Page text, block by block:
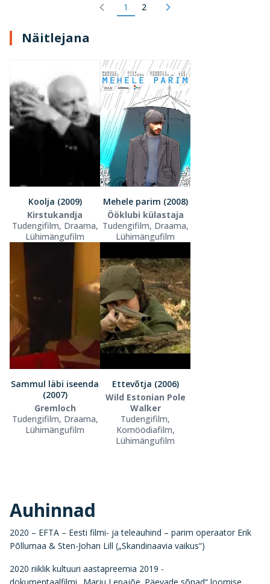
1 2
Näitlejana
Koolja (2009)
Kirstukandja
Tudengifilm, Draama,
Lühimängufilm
Mehele parim (2008)
Ööklubi külastaja
Tudengifilm, Draama,
Lühimängufilm
Sammul läbi iseenda
(2007)
Gremloch
Tudengifilm, Draama,
Lühimängufilm
Ettevõtja (2006)
Wild Estonian Pole
Walker
Tudengifilm,
Komöödiafilm,
Lühimängufilm
Auhinnad
2020 – EFTA – Eesti filmi- ja teleauhind – parim operaator Erik
Põllumaa & Sten-Johan Lill („Skandinaavia vaikus“)
2020 riiklik kultuuri aastapreemia 2019 -